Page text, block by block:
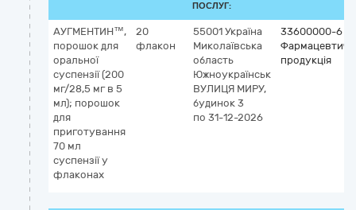
ПОСЛУГ:
АУГМЕНТИН™,
порошок для
оральної
суспензії (200
мг/28,5 мг в 5
мл); порошок
для
приготування
70 мл
суспензії у
флаконах
20
флакон
55001 Україна
Миколаївська
область
Южноукраїнськ
ВУЛИЦЯ МИРУ,
будинок 3
по 31-12-2026
33600000-6
продукція